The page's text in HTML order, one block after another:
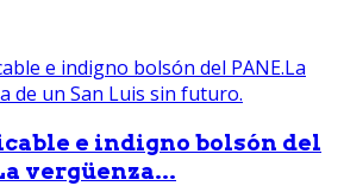
e indigno bolsón del
vergüenza...